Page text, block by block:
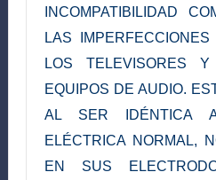
INCOMPATIBILIDAD
LAS
LOS TELEVISORES
EQUIPOS DE AUDIO.
AL SER IDÉNTICA
ELÉCTRICA NORMAL,
EN SUS